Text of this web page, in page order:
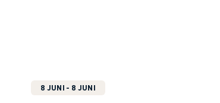
8 JUNI - 8 JUNI